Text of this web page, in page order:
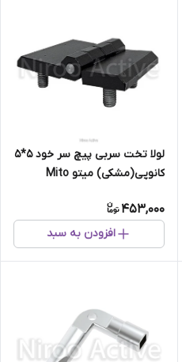
لولا تخت سربی پیچ سر خود ۵*۵
کانوپی(مشکی) میتو Mito
453,000
افزودن به سبد